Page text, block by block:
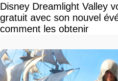
Disney Dreamlight Valley
gratuit avec son nouvel
comment les obtenir